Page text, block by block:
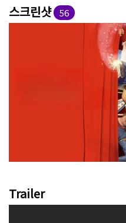
스크린샷 56
Trailer